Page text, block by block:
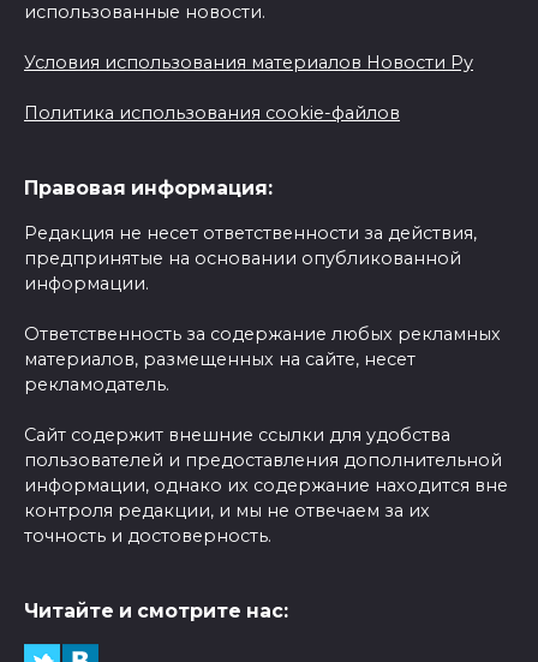
использованные новости.
Условия использования материалов Новости Ру
Политика использования cookie-файлов
Правовая информация:
Редакция не несет ответственности за действия,
предпринятые на основании опубликованной
информации.
Ответственность за содержание любых рекламных
материалов, размещенных на сайте, несет
рекламодатель.
Сайт содержит внешние ссылки для удобства
пользователей и предоставления дополнительной
информации, однако их содержание находится вне
контроля редакции, и мы не отвечаем за их
точность и достоверность.
Читайте и смотрите нас: